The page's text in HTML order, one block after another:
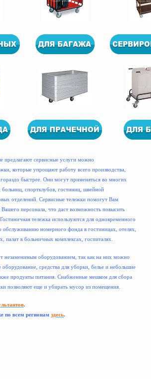
предлагают сервисные услуги можно
которые упрощают работу всего производства,
быстрее. Они могут применяться во многих
больниц, спортклубов, гостиниц, швейной
отделений. Сервисные тележки помогут Вам
Вашего персонала, что даст возможность повысить
тележка используются для одновременного
обслуживанию номерного фонда в гостиницах, отелях,
палат в больничных комплексах, госпиталях.
незаменимым оборудованием, так как на них можно
средства для уборки, белье и небольшие
продукты питания. Снабженные мешком для сбора
позволяют еще и убирать мусор из помещения.
.
по всем регионам здесь.